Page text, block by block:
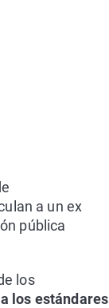
a un ex
pública
los
los estándares